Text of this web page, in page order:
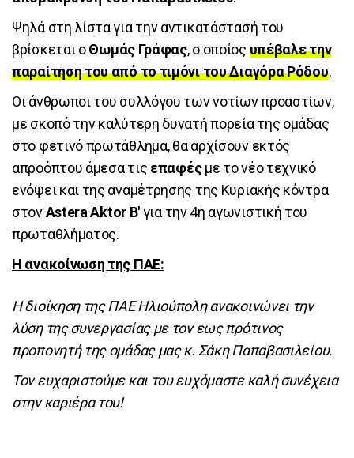
Ψηλά στη λίστα για την αντικατάστασή του
βρίσκεται οΘωμάς Γράφας, ο οποίος υπέβαλε την
παραίτηση του από το τιμόνι του Διαγόρα Ρόδου.
Οι άνθρωποι του συλλόγου των νοτίων προαστίων,
με σκοπό την καλύτερη δυνατή πορεία της ομάδας
στο φετινό πρωτάθλημα, θα αρχίσουν εκτός
απροόπτου άμεσα τις επαφέςμε το νέο τεχνικό
ενόψει και της αναμέτρησης της Κυριακής κόντρα
στονAstera Aktor B'για την 4η αγωνιστική του
πρωταθλήματος.
Η ανακοίνωση της ΠΑΕ:
Η διοίκηση της ΠΑΕ Ηλιούπολη ανακοινώνει την
λύση της συνεργασίας με τον εως πρότινος
προπονητή της ομάδας μας κ. Σάκη Παπαβασιλείου.
Τον ευχαριστούμε και του ευχόμαστε καλή συνέχεια
στην καριέρα του!